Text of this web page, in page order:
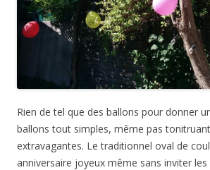
Rien de tel que des ballons pour donner
ballons tout simples, même pas
extravagantes. Le traditionnel oval de
anniversaire joyeux même sans inviter les